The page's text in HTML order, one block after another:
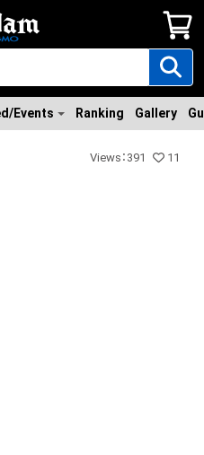
Events Ranking Gallery
Views ： 391 11